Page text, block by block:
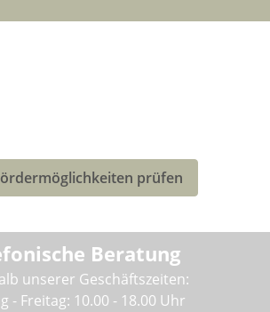
prüfen
Beratung
unserer Geschäftszeiten:
- Freitag: 10.00 - 18.00 Uhr